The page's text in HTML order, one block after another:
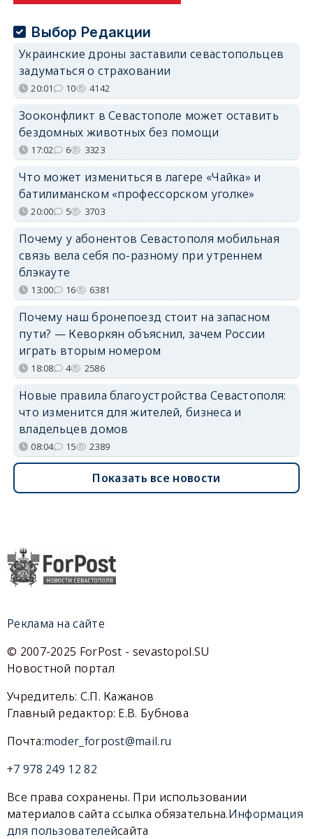
Выбор Редакции
Украинские дроны заставили севастопольцев
задуматься о страховании
20:01 10 4142
Зооконфликт в Севастополе может оставить
бездомных животных без помощи
17:02 6 3323
Что может измениться в лагере «Чайка» и
батилиманском «профессорском уголке»
20:00 5 3703
Почему у абонентов Севастополя мобильная
связь вела себя по-разному при утреннем
блэкауте
13:00 16 6381
Почему наш бронепоезд стоит на запасном
пути? — Кеворкян объяснил, зачем России
играть вторым номером
18:08 4 2586
Новые правила благоустройства Севастополя:
что изменится для жителей, бизнеса и
владельцев домов
08:04 15 2389
Показать все новости
Реклама на сайте
© 2007-2025 ForPost - sevastopol.SU
Новостной портал
Учредитель: С.П. Кажанов
Главный редактор: Е.В. Бубнова
Почта:moder_forpost@mail.ru
+7 978 249 12 82
Все права сохранены. При использовании
материалов сайта ссылка обязательна.Информация
для пользователейсайта